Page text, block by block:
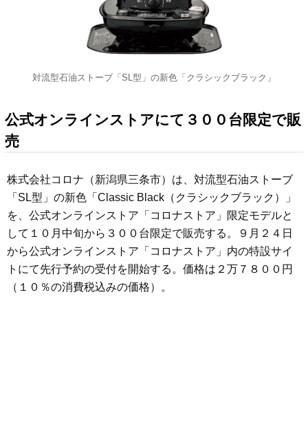
対流型石油ストーブ「SL型」の新色「クラシックブラック」
公式オンラインストアにて３００台限定で販
売
株式会社コロナ（新潟県三条市）は、対流型石油ストーブ
「SL型」の新色「Classic Black（クラシックブラック）」
を、公式オンラインストア「コロナストア」限定モデルと
して１０月中旬から３００台限定で販売する。９月２４日
から公式オンラインストア「コロナストア」内の特設サイ
トにて先行予約の受付を開始する。価格は２万７８００円
（１０％の消費税込みの価格）。